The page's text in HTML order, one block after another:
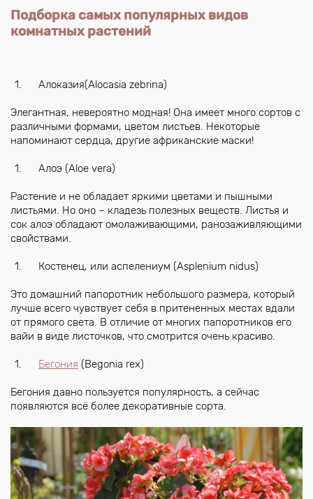
Подборка самых популярных видов
комнатных растений
Алоказия(Alocasia zebrina)
Элегантная, невероятно модная! Она имеет много сортов с
различными формами, цветом листьев. Некоторые
напоминают сердца, другие африканские маски!
Алоэ (Aloe vera)
Растение и не обладает яркими цветами и пышными
листьями. Но оно – кладезь полезных веществ. Листья и
сок алоэ обладают омолаживающими, ранозаживляющими
свойствами.
Костенец, или аспелениум (Asplenium nidus)
Это домашний папоротник небольшого размера, который
лучше всего чувствует себя в притененных местах вдали
от прямого света. В отличие от многих папоротников его
вайи в виде листочков, что смотрится очень красиво.
Бегония (Begonia rex)
Бегония давно пользуется популярность, а сейчас
появляются всё более декоративные сорта.